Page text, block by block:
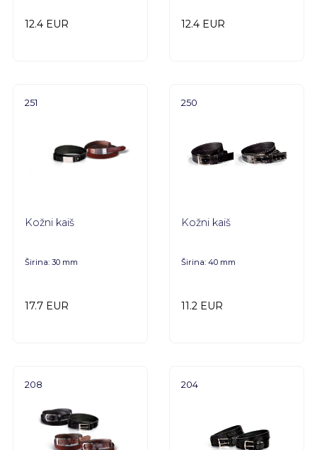
12.4 EUR 12.4 EUR
251
Kožni kaiš
Širina: 30 mm
17.7 EUR
250
Kožni kaiš
Širina: 40 mm
11.2 EUR
208 204